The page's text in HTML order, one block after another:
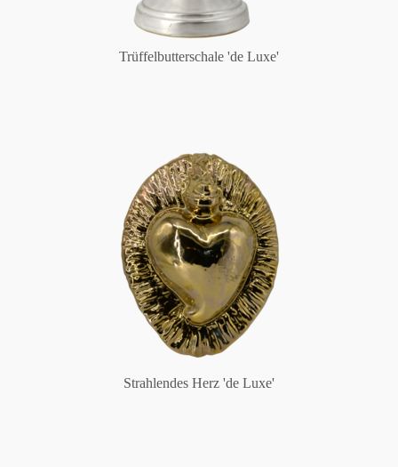
Trüffelbutterschale 'de Luxe'
Strahlendes Herz 'de Luxe'